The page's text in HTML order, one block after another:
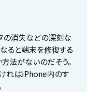
の消失などの深刻な
ると端末を修復する
法がないのだそう。
ければiPhone内のす